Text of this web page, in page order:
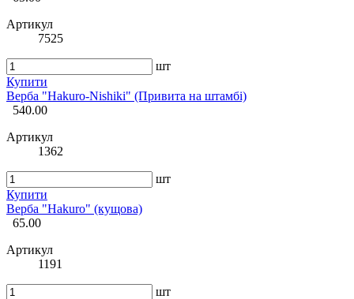
Артикул
7525
шт
Купити
Верба "Hakuro-Nishiki" (Привита на штамбі)
540.00
Артикул
1362
шт
Купити
Верба "Hakuro" (кущова)
65.00
Артикул
1191
шт